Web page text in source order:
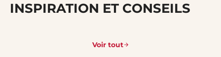
INSPIRATION ET CONSEILS
Voir tout